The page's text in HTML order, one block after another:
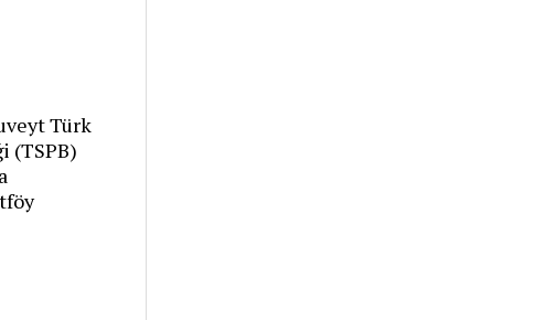
Türk
(TSPB)